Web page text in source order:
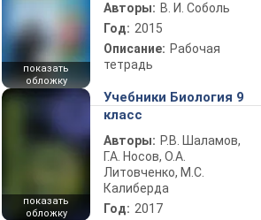
показать
обложку
Авторы: В. И. Соболь
Год: 2015
Описание: Рабочая
тетрадь
показать
обложку
Учебники Биология 9
класс
Авторы: Р.В. Шаламов,
Г.А. Носов, О.А.
Литовченко, М.С.
Калиберда
Год: 2017